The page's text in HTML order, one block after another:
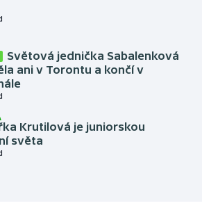
Světová jednička Sabalenková
ani v Torontu a končí v
Krutilová je juniorskou
světa